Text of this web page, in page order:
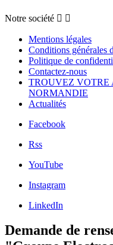
Notre société  
Mentions légales
Conditions générales
Politique de
Contactez-nous
TROUVEZ VOTRE
NORMANDIE
Actualités
Facebook
Rss
YouTube
Instagram
LinkedIn
Demande de